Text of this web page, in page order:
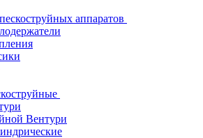
аппаратов
Вентури